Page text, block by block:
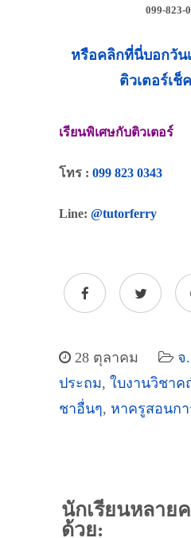
099-823-
หรือคลิกที่นี่บอกวัน
ติวเตอร์เช็
เรียนพิเศษกับติวเตอร์
โทร : 099 823 0343
Line: @tutorferry
28 ตุลาคม จ
ประถม, ใบงานวิชา
ชาอื่นๆ, หาครูสอนก
นักเรียนหลาย
ด้วย: